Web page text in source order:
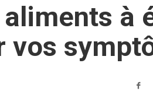
à
vos